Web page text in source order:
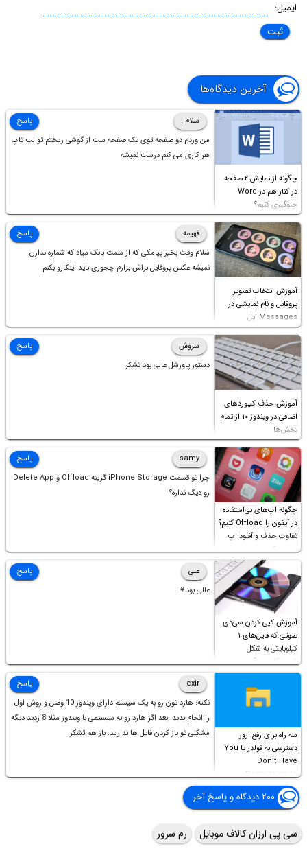
ایمیل:
آخرین دیدگاه‌ها
چگونه از نمایش ۲ صفحه
در کنار هم در Word
جلوگیری کنیم؟
سلام .
من وردم دو صفحه توی یک صفحه ست از گوشی ریختم تو لب تاپ
هر کاری می کنم درست نمیشه
پاسخ
آموزش انتخاب تصویر
پروفایل و نام نمایشی در
Messages اپل
فهیمه
سلام وقت بخیر پیامکی که از سمت بانک میاد که شماره ندارن
نمیشه عکس پروفایل براش بزارم چجوری باید اینکارو بکنم
پاسخ
آموزش حذف کیبوردهای
اضافی در ویندوز ۱۰ از تمام
بخش‌ها
سروش
دستور پاورشل عالی بود تشکر
پاسخ
چگونه اپ‌های بی‌استفاده
در آیفون را Offload کنیم؟
تفاوت حذف و آفلود اپ
چیست؟
samy
چرا تو قسمت iPhone Storage گزینه Offload و Delete App
رو دیگ نداره؟
پاسخ
آموزش کپی کردن سی‌دی
صوتی که فایل‌های ۱
کیلوبایتی به شکل
شورت‌کات در آن موجود
است!
علی
عالی بود⚘
پاسخ
سه راه برای رفع ارور
دسترسی به فولدر یا You
Don’t Have
Permission to
Access this folder
exir
نکته: هارد تون رو به یک سیستم دارای ویندوز 10 وصل و روش اول
را انجام بدید. بعد اگر هارد رو به سیستمی با ویندوز مثلا 8 زدید دیگه
مشکلی تو باز کردن فایل ها ندارید. باز هم تشکر
پاسخ
۲۰۰ دیدگاه و پاسخ آخر
سی پی ارزان کالاف موبایل رم سرور